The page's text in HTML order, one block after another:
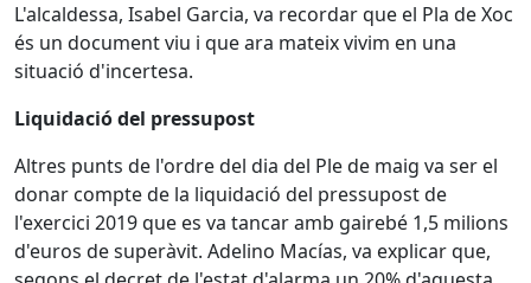
L'alcaldessa, Isabel Garcia, va recordar que el Pla de Xoc
és un document viu i que ara mateix vivim en una
situació d'incertesa.
Liquidació del pressupost
Altres punts de l'ordre del dia del Ple de maig va ser el
donar compte de la liquidació del pressupost de
l'exercici 2019 que es va tancar amb gairebé 1,5 milions
d'euros de superàvit. Adelino Macías, va explicar que,